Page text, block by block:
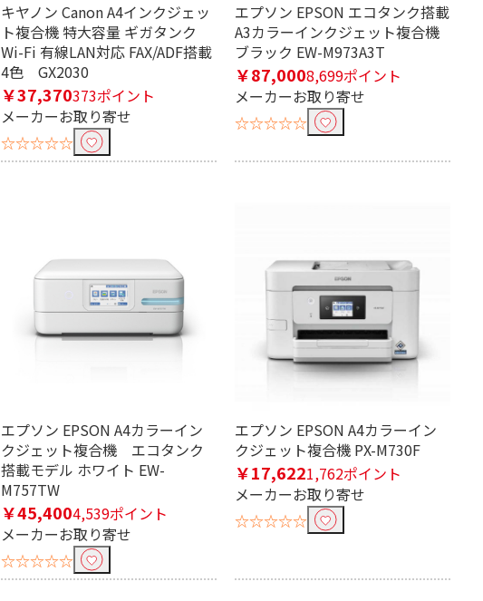
キヤノン Canon A4インクジェッ
ト複合機 特大容量 ギガタンク
Wi-Fi 有線LAN対応 FAX/ADF搭載
4色 GX2030
￥37,370373ポイント
メーカーお取り寄せ
☆☆☆☆☆
エプソン EPSON エコタンク搭載
A3カラーインクジェット複合機
ブラック EW-M973A3T
￥87,0008,699ポイント
メーカーお取り寄せ
☆☆☆☆☆
エプソン EPSON A4カラーイン
クジェット複合機 エコタンク
搭載モデル ホワイト EW-
M757TW
￥45,4004,539ポイント
メーカーお取り寄せ
☆☆☆☆☆
エプソン EPSON A4カラーイン
クジェット複合機 PX-M730F
￥17,6221,762ポイント
メーカーお取り寄せ
☆☆☆☆☆